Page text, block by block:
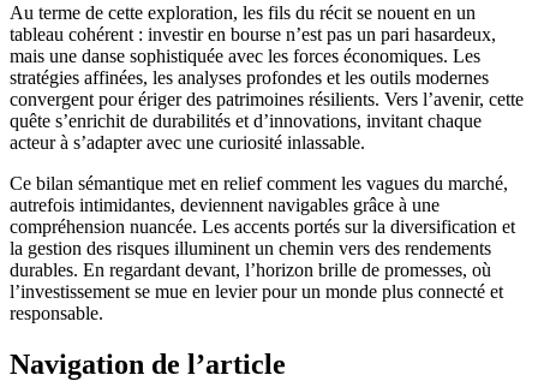
Au terme de cette exploration, les fils du récit se nouent en un
tableau cohérent : investir en bourse n’est pas un pari hasardeux,
mais une danse sophistiquée avec les forces économiques. Les
stratégies affinées, les analyses profondes et les outils modernes
convergent pour ériger des patrimoines résilients. Vers l’avenir, cette
quête s’enrichit de durabilités et d’innovations, invitant chaque
acteur à s’adapter avec une curiosité inlassable.
Ce bilan sémantique met en relief comment les vagues du marché,
autrefois intimidantes, deviennent navigables grâce à une
compréhension nuancée. Les accents portés sur la diversification et
la gestion des risques illuminent un chemin vers des rendements
durables. En regardant devant, l’horizon brille de promesses, où
l’investissement se mue en levier pour un monde plus connecté et
responsable.
Navigation de l’article